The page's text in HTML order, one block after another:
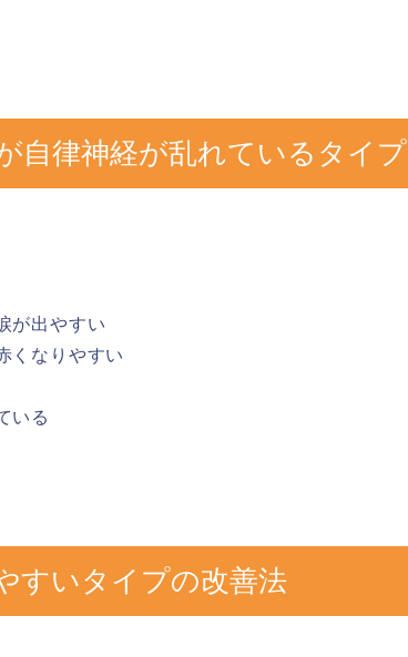
自律神経が乱れているタイプ
が出やすい
くなりやすい
いる
すいタイプの改善法